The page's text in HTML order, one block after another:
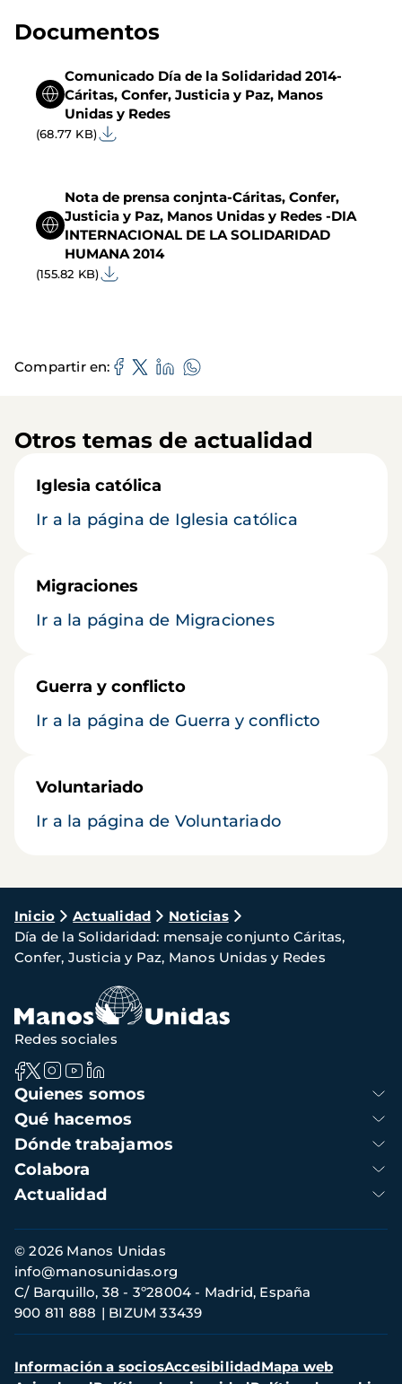
Documentos
Comunicado Día de la Solidaridad 2014-
Cáritas, Confer, Justicia y Paz, Manos
Unidas y Redes
(68.77 KB)
Nota de prensa conjnta-Cáritas, Confer,
Justicia y Paz, Manos Unidas y Redes -DIA
INTERNACIONAL DE LA SOLIDARIDAD
HUMANA 2014
(155.82 KB)
Compartir en
Otros temas de actualidad
Iglesia católica
Ir a la página de Iglesia católica
Migraciones
Ir a la página de Migraciones
Guerra y conflicto
Ir a la página de Guerra y conflicto
Voluntariado
Ir a la página de Voluntariado
Ruta
de
navegación
Inicio Actualidad
Noticias
Día de la Solidaridad: mensaje conjunto Cáritas,
Confer, Justicia y Paz, Manos Unidas y Redes
Navegación
principal
Quienes somos
Qué hacemos
Dónde trabajamos
Colabora
Actualidad
Redes sociales
Información
de
contacto
© 2026 Manos Unidas
C/ Barquillo, 38 - 3º28004 - Madrid, España
900 811 888
BIZUM 33439
info@manosunidas.org
Menú
Información a sociosAccesibilidadMapa web